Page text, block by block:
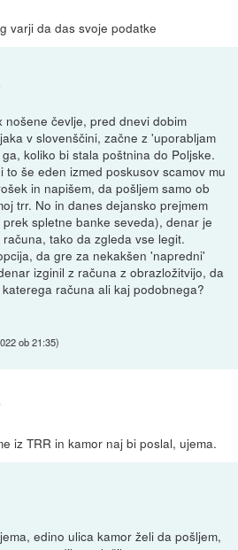
varji da das svoje podatke
nošene čevlje, pred dnevi dobim
v slovenščini, začne z 'uporabljam
koliko bi stala poštnina do Poljske.
še eden izmed poskusov scamov mu
in napišem, da pošljem samo ob
trr. No in danes dejansko prejmem
spletne banke seveda), denar je
tako da zgleda vse legit.
da gre za nekakšen 'napredni'
izginil z računa z obrazložitvijo, da
računa ali kaj podobnega?
ob 21:35)
iz TRR in kamor naj bi poslal, ujema.
edino ulica kamor želi da pošljem,